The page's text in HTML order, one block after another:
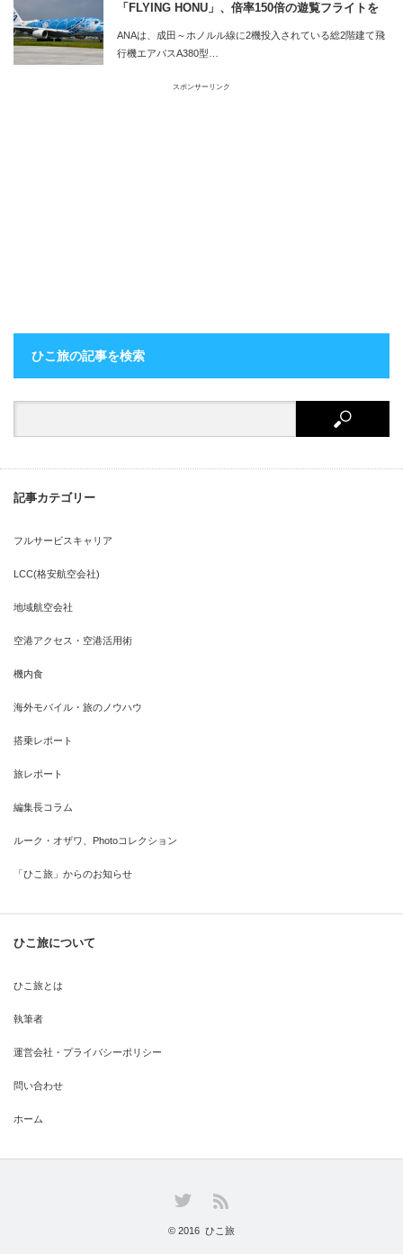
「FLYING HONU」、倍率150倍の遊覧フライトを
実施
ANAは、成田～ホノルル線に2機投入されている総2階建て飛
行機エアバスA380型…
スポンサーリンク
ひこ旅の記事を検索
記事カテゴリー
フルサービスキャリア
LCC(格安航空会社)
地域航空会社
空港アクセス・空港活用術
機内食
海外モバイル・旅のノウハウ
搭乗レポート
旅レポート
編集長コラム
ルーク・オザワ、Photoコレクション
「ひこ旅」からのお知らせ
ひこ旅について
ひこ旅とは
執筆者
運営会社・プライバシーポリシー
問い合わせ
ホーム
© 2016 ひこ旅